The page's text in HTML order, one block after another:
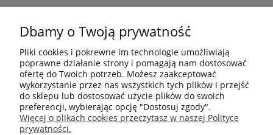
10 KROKÓW KOREAŃSKIEJ PIELĘGANCJI
INFORMACJE
ZAKUPY
Dbamy o Twoją prywatność
Pliki cookies i pokrewne im technologie umożliwiają
poprawne działanie strony i pomagają nam dostosować
ofertę do Twoich potrzeb. Możesz zaakceptować
wykorzystanie przez nas wszystkich tych plików i przejść
do sklepu lub dostosować użycie plików do swoich
preferencji, wybierając opcję "Dostosuj zgody".
Więcej o plikach cookies przeczytasz w naszej Polityce
prywatności.